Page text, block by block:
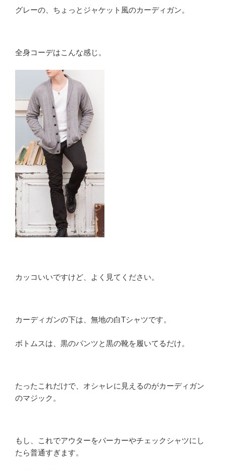
グレーの、ちょっとジャケット風のカーディガン。
全身コーデはこんな感じ。
カッコいいですけど、よく見てください。
カーディガンの下は、無地の白Tシャツです。
ボトムスは、黒のパンツと黒の靴を履いてるだけ。
たったこれだけで、オシャレに見えるのがカーディガン
のマジック。
もし、これでアウターをパーカーやチェックシャツにし
たら普通すぎます。